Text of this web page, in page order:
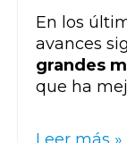
En los
avances
grandes
que ha